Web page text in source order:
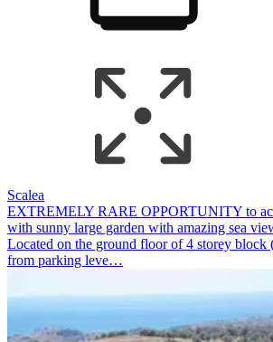
Scalea
EXTREMELY RARE OPPORTUNITY to
with sunny large garden with amazing sea
Located on the ground floor of 4 storey block
from parking leve…